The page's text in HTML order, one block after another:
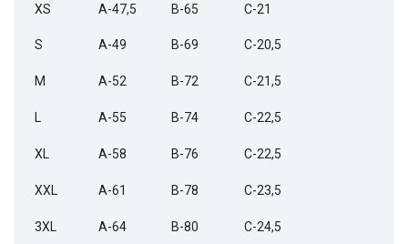
XS A-47,5 B-65 C-21
S A-49 B-69 C-20,5
M A-52 B-72 C-21,5
L A-55 B-74 C-22,5
XL A-58 B-76 C-22,5
XXL A-61 B-78 C-23,5
3XL A-64 B-80 C-24,5